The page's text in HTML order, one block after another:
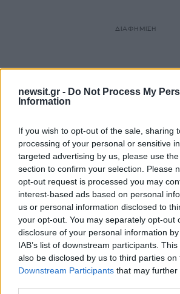
newsit.gr - Do Not Process My
Information
If you wish to opt-out of the sale, sharing
processing of your personal or sensitive
targeted advertising by us, please use
section to confirm your selection. Please
opt-out request is processed you may
interest-based ads based on personal
us or personal information disclosed to
your opt-out. You may separately opt-out
disclosure of your personal information
IAB’s list of downstream participants.
also be disclosed by us to third parties on
Downstream Participants that may
ΔΙΑΦΗΜΙΣΗ